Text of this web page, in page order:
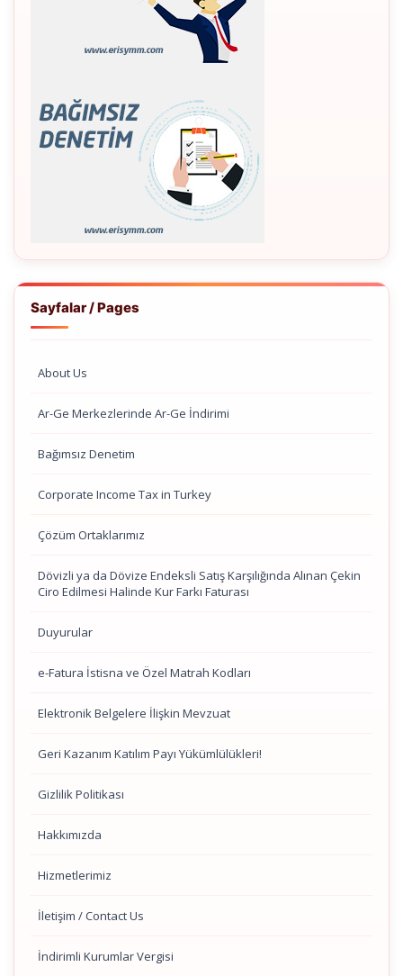
Sayfalar / Pages
About Us
Ar-Ge Merkezlerinde Ar-Ge İndirimi
Bağımsız Denetim
Corporate Income Tax in Turkey
Çözüm Ortaklarımız
Dövizli ya da Dövize Endeksli Satış Karşılığında Alınan Çekin
Ciro Edilmesi Halinde Kur Farkı Faturası
Duyurular
e-Fatura İstisna ve Özel Matrah Kodları
Elektronik Belgelere İlişkin Mevzuat
Geri Kazanım Katılım Payı Yükümlülükleri!
Gizlilik Politikası
Hakkımızda
Hizmetlerimiz
İletişim / Contact Us
İndirimli Kurumlar Vergisi